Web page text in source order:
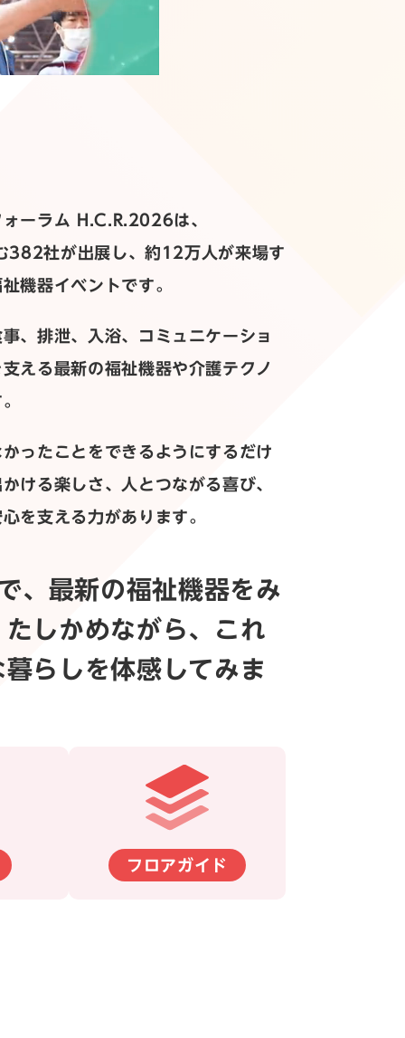
ーラム H.C.R.2026は、
382社が出展し、約12万人が来場す
機器イベントです。
、排泄、入浴、コミュニケーショ
える最新の福祉機器や介護テクノ
ったことをできるようにするだけ
ける楽しさ、人とつながる喜び、
を支える力があります。
、最新の福祉機器をみ
しかめながら、これ
らしを体感してみま
フロアガイド